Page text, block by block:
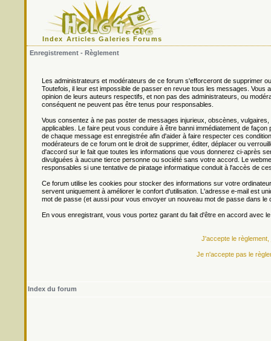
Index Articles Galeries Forums
Enregistrement - Règlement
Les administrateurs et modérateurs de ce forum s'efforceront de supprimer
Toutefois, il leur est impossible de passer en revue tous les messages.
opinion de leurs auteurs respectifs, et non pas des administrateurs, ou
conséquent ne peuvent pas être tenus pour responsables.
Vous consentez à ne pas poster de messages injurieux, obscènes,
applicables. Le faire peut vous conduire à être banni immédiatement de
de chaque message est enregistrée afin d'aider à faire respecter ces
modérateurs de ce forum ont le droit de supprimer, éditer, déplacer ou
d'accord sur le fait que toutes les informations que vous donnerez ci-après
divulguées à aucune tierce personne ou société sans votre accord. Le
responsables si une tentative de piratage informatique conduit à l'accès de
Ce forum utilise les cookies pour stocker des informations sur votre
servent uniquement à améliorer le confort d'utilisation. L'adresse e-mail est
mot de passe (et aussi pour vous envoyer un nouveau mot de passe dans le
En vous enregistrant, vous vous portez garant du fait d'être en accord avec
J'accepte le
Je n'accepte pas le
Index du forum